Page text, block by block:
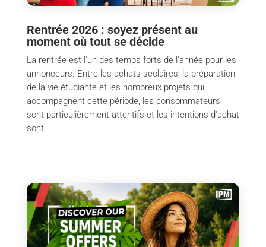
Rentrée 2026 : soyez présent au
moment où tout se décide
La rentrée est l'un des temps forts de l'année pour les
annonceurs. Entre les achats scolaires, la préparation
de la vie étudiante et les nombreux projets qui
accompagnent cette période, les consommateurs
sont particulièrement attentifs et les intentions d'achat
sont...